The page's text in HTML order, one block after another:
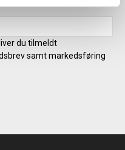
du tilmeldt
samt markedsføring